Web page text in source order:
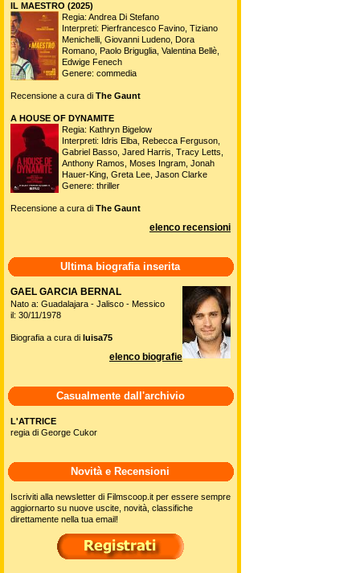
IL MAESTRO (2025)
Regia: Andrea Di Stefano
Interpreti: Pierfrancesco Favino, Tiziano
Menichelli, Giovanni Ludeno, Dora
Romano, Paolo Briguglia, Valentina Bellè,
Edwige Fenech
Genere: commedia
Recensione a cura di The Gaunt
A HOUSE OF DYNAMITE
Regia: Kathryn Bigelow
Interpreti: Idris Elba, Rebecca Ferguson,
Gabriel Basso, Jared Harris, Tracy Letts,
Anthony Ramos, Moses Ingram, Jonah
Hauer-King, Greta Lee, Jason Clarke
Genere: thriller
Recensione a cura di The Gaunt
elenco recensioni
Ultima biografia inserita
GAEL GARCIA BERNAL
Nato a: Guadalajara - Jalisco - Messico
il: 30/11/1978
Biografia a cura di luisa75
elenco biografie
Casualmente dall'archivio
L'ATTRICE
regia di George Cukor
Novità e Recensioni
Iscriviti alla newsletter di Filmscoop.it per essere sempre
aggiornarto su nuove uscite, novità, classifiche
direttamente nella tua email!